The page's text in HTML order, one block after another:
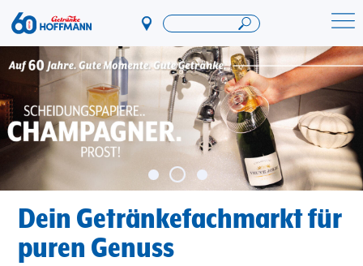
Direkt
zum
Inhalt
Startseite Getränke Hoffmann
Dein Getränkefachmarkt für
puren Genuss